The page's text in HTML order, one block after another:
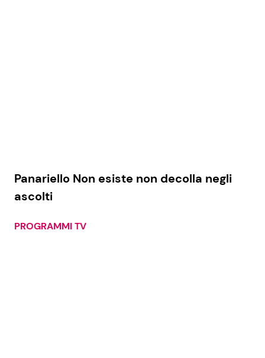
Panariello Non esiste non decolla negli
ascolti
PROGRAMMI TV